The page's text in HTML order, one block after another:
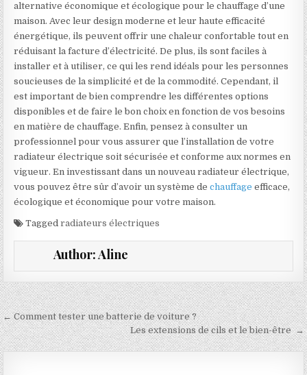
alternative économique et écologique pour le chauffage d’une
maison. Avec leur design moderne et leur haute efficacité
énergétique, ils peuvent offrir une chaleur confortable tout en
réduisant la facture d’électricité. De plus, ils sont faciles à
installer et à utiliser, ce qui les rend idéals pour les personnes
soucieuses de la simplicité et de la commodité. Cependant, il
est important de bien comprendre les différentes options
disponibles et de faire le bon choix en fonction de vos besoins
en matière de chauffage. Enfin, pensez à consulter un
professionnel pour vous assurer que l’installation de votre
radiateur électrique soit sécurisée et conforme aux normes en
vigueur. En investissant dans un nouveau radiateur électrique,
vous pouvez être sûr d’avoir un système dechauffage efficace,
écologique et économique pour votre maison.
Taggedradiateurs électriques
Author:Aline
Navigation de l’article
← Comment tester une batterie de voiture ?
Les extensions de cils et le bien-être →